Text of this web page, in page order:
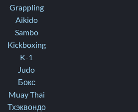
Grappling
Aikido
Sambo
Kickboxing
K-1
Judo
Бокс
Muay Thai
Тхэквондо